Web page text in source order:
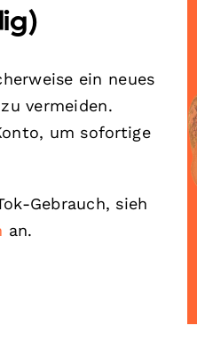
ein neues
vermeiden.
um sofortige
Gebrauch, sieh
an.